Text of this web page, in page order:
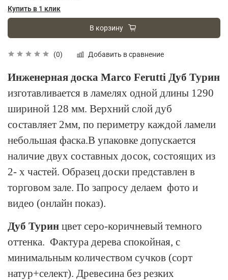
(0) Добавить в сравнение
Купить в 1 клик
В корзину
Инженерная доска Marco Ferutti Дуб Турин
изготавливается в ламелях одной длины 1290
шириной 128 мм. Верхний слой дуб
составляет 2мм, по периметру каждой ламели
небольшая фаска.В упаковке допускается
наличие двух составных досок, состоящих из
2- х частей. Образец доски представлен в
торговом зале. По запросу делаем фото и
видео (онлайн показ).
Дуб Турин цвет серо-коричневый темного
оттенка. Фактура дерева спокойная, с
минимальным количеством сучков (сорт
натур+селект). Древесина без резких